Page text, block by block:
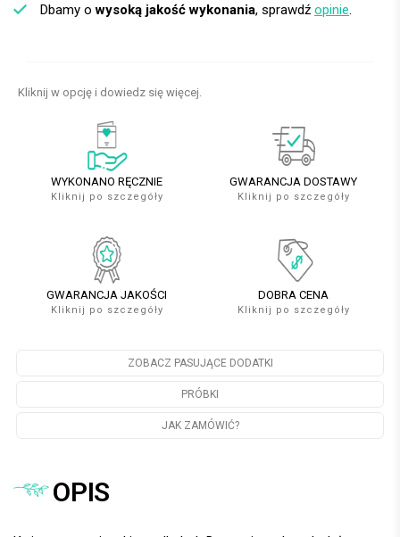
Dbamy owysoką jakość wykonania, sprawdź opinie.
Kliknij w opcję i dowiedz się więcej.
WYKONANO RĘCZNIE
Kliknij po szczegóły
GWARANCJA DOSTAWY
Kliknij po szczegóły
GWARANCJA JAKOŚCI
Kliknij po szczegóły
DOBRA CENA
Kliknij po szczegóły
ZOBACZ PASUJĄCE DODATKI
PRÓBKI
JAK ZAMÓWIĆ?
OPIS